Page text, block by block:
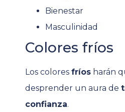
Bienestar
Masculinidad
Colores fríos
Los colores fríos harán
desprender un aura de
confianza.